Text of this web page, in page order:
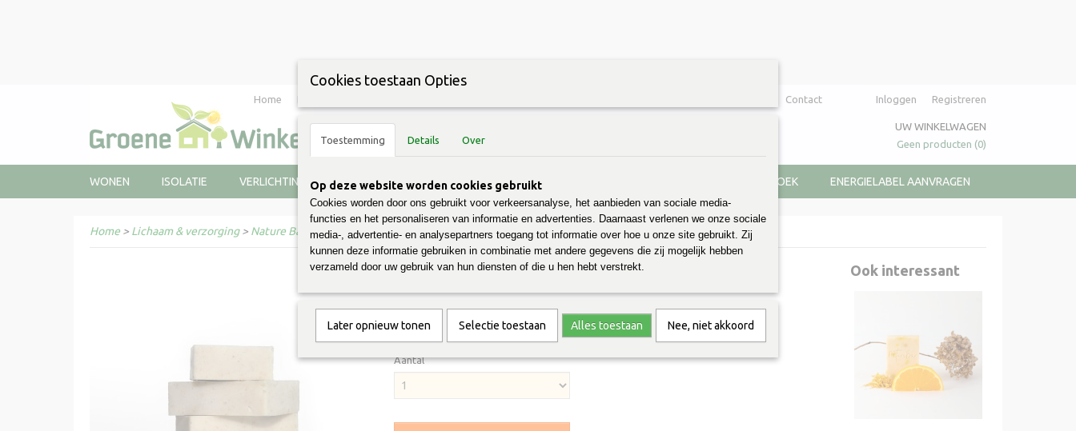
Home Contact Inloggen Registreren
UW WINKELWAGEN
Geen producten (0)
ENERGIELABEL AANVRAGEN
KOOPJESHOEK
WONEN ISOLATIE VERLICHTING LICHAAM & VERZORGING OVERIG
Home > Lichaam & verzorging> Nature Bar >Bier Shampoo Bar
Bier Shampoo Bar
€ 7,95 (inclusief btw 21%)
Aantal
Ook interessant
Cookies toestaan Opties
Toestemming Details Over
Op deze website worden cookies gebruikt
Cookies worden door ons gebruikt voor verkeersanalyse, het aanbieden van sociale media-
functies en het personaliseren van informatie en advertenties. Daarnaast verlenen we onze sociale
media-, advertentie- en analysepartners toegang tot informatie over hoe u onze site gebruikt. Zij
kunnen deze informatie gebruiken in combinatie met andere gegevens die zij mogelijk hebben
verzameld door uw gebruik van hun diensten of die u hen hebt verstrekt.
Later opnieuw tonen Selectie toestaan Alles toestaan Nee, niet akkoord